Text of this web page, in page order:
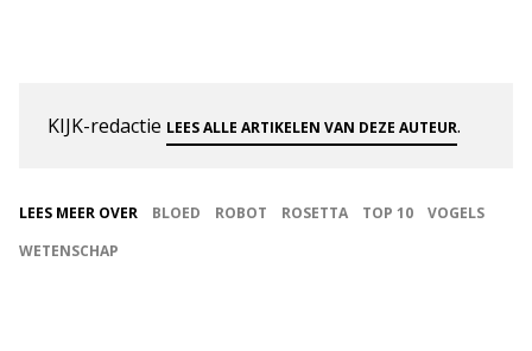
KIJK-redactie LEES ALLE ARTIKELEN VAN DEZE AUTEUR.
LEES MEER OVER BLOED ROBOT ROSETTA TOP 10
VOGELS
WETENSCHAP